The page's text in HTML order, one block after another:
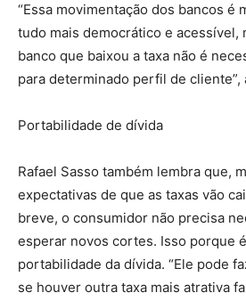
“Essa movimentação dos bancos é
tudo mais democrático e acessível,
banco que baixou a taxa não é
para determinado perfil de cliente”,
Portabilidade de dívida
Rafael Sasso também lembra que,
expectativas de que as taxas vão
breve, o consumidor não precisa
esperar novos cortes. Isso porque
portabilidade da dívida. “Ele pode
se houver outra taxa mais atrativa